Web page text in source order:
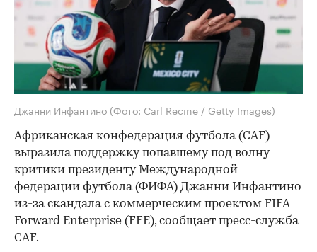
Джанни Инфантино (Фото: Carl Recine / Getty Images)
Африканская конфедерация футбола (CAF)
выразила поддержку попавшему под волну
критики президенту Международной
федерации футбола (ФИФА) Джанни Инфантино
из-за скандала с коммерческим проектом FIFA
Forward Enterprise (FFE),сообщает пресс-служба
СAF.